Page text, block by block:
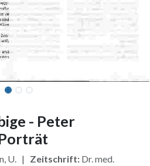
- Peter
U. | Zeitschrift: Dr. med.